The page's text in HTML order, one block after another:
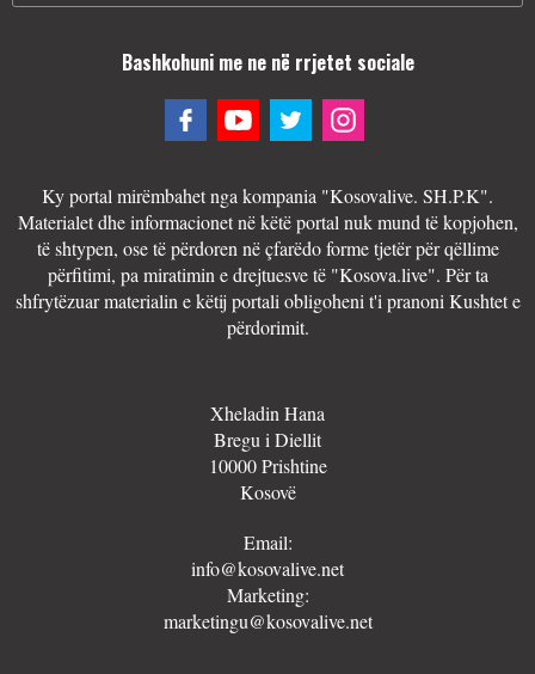
Bashkohuni me ne në rrjetet sociale
Ky portal mirëmbahet nga kompania "Kosovalive. SH.P.K".
Materialet dhe informacionet në këtë portal nuk mund të kopjohen,
të shtypen, ose të përdoren në çfarëdo forme tjetër për qëllime
përfitimi, pa miratimin e drejtuesve të "Kosova.live". Për ta
shfrytëzuar materialin e këtij portali obligoheni t'i pranoni Kushtet e
përdorimit.
Xheladin Hana
Bregu i Diellit
10000 Prishtine
Kosovë
Email:
info@kosovalive.net
Marketing:
marketingu@kosovalive.net